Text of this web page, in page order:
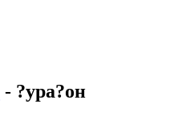
- ?ура?он